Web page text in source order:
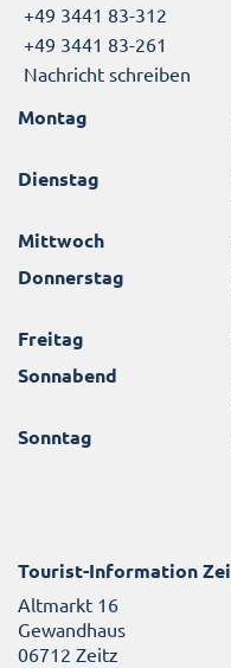
+49 3441 83-312
+49 3441 83-261
Nachricht schreiben
Montag
Dienstag
Mittwoch
Donnerstag
Freitag
Sonnabend
Sonntag
Tourist-Information
Altmarkt 16
Gewandhaus
06712 Zeitz